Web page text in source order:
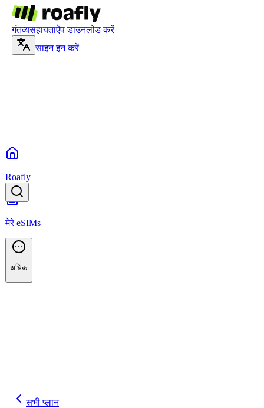
गंतव्यसहायताऐप डाउनलोड करें
साइन इन करें
Roafly
मेरे eSIMs
अधिक
सभी प्लान